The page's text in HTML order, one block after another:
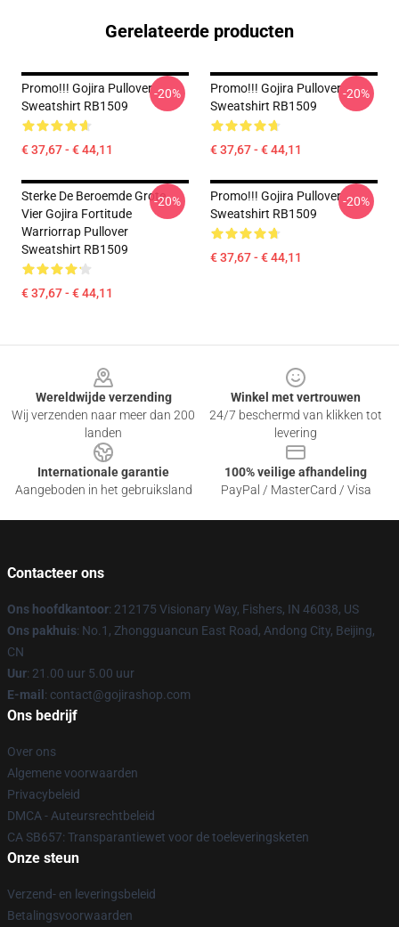
Gerelateerde producten
Promo!!! Gojira Pullover
Sweatshirt RB1509
€ 37,67 - € 44,11
-20%
Promo!!! Gojira Pullover
Sweatshirt RB1509
€ 37,67 - € 44,11
-20%
Sterke De Beroemde Grote
Vier Gojira Fortitude
Warriorrap Pullover
Sweatshirt RB1509
€ 37,67 - € 44,11
-20%
Promo!!! Gojira Pullover
Sweatshirt RB1509
€ 37,67 - € 44,11
-20%
Wereldwijde verzending
Wij verzenden naar meer dan 200
landen
Winkel met vertrouwen
24/7 beschermd van klikken tot
levering
Internationale garantie
Aangeboden in het gebruiksland
100% veilige afhandeling
PayPal / MasterCard / Visa
Contacteer ons
Ons hoofdkantoor: 212175 Visionary Way, Fishers, IN 46038, US
Ons pakhuis: No.1, Zhongguancun East Road, Andong City, Beijing,
CN
Uur: 21.00 uur 5.00 uur
E-mail : contact@gojirashop.com
Ons bedrijf
Over ons
Algemene voorwaarden
Privacybeleid
DMCA - Auteursrechtbeleid
CA SB657: Transparantiewet voor de toeleveringsketen
Onze steun
Verzend- en leveringsbeleid
Betalingsvoorwaarden